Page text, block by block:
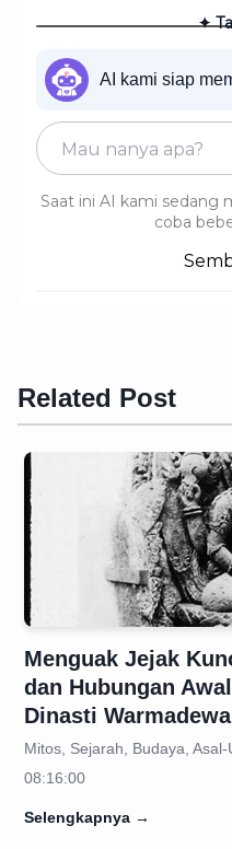
✦
AI kami siap
Saat ini AI kami sedang
coba
Related Post
Menguak Jejak
dan Hubungan
Dinasti Warmadewa
Mitos, Sejarah, Budaya,
08:16:00
Selengkapnya →